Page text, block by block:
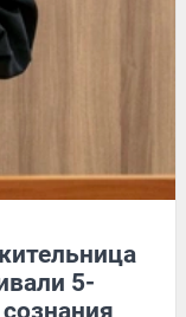
5-